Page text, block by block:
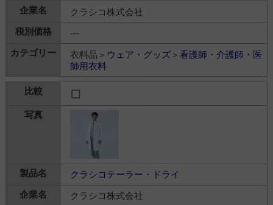
クラシコ株式会社
---
衣料品＞ ウェア・グッズ＞ 看護師・介護師・医
師用衣料
クラシコテーラー・ドライ
クラシコ株式会社